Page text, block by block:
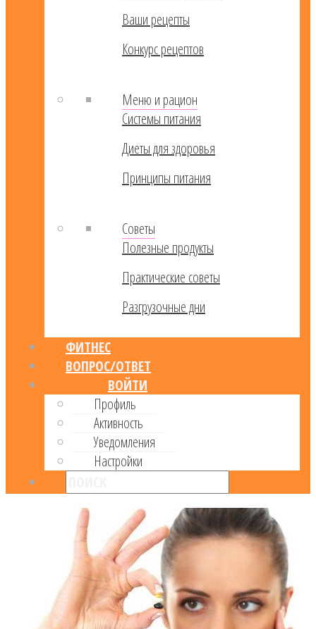
Ваши рецепты
Конкурс рецептов
Меню и рацион
Системы питания
Диеты для здоровья
Принципы питания
Советы
Полезные продукты
Практические советы
Разгрузочные дни
ФИТНЕС
ВОПРОС/ОТВЕТ
ВОЙТИ
Профиль
Активность
Уведомления
Настройки